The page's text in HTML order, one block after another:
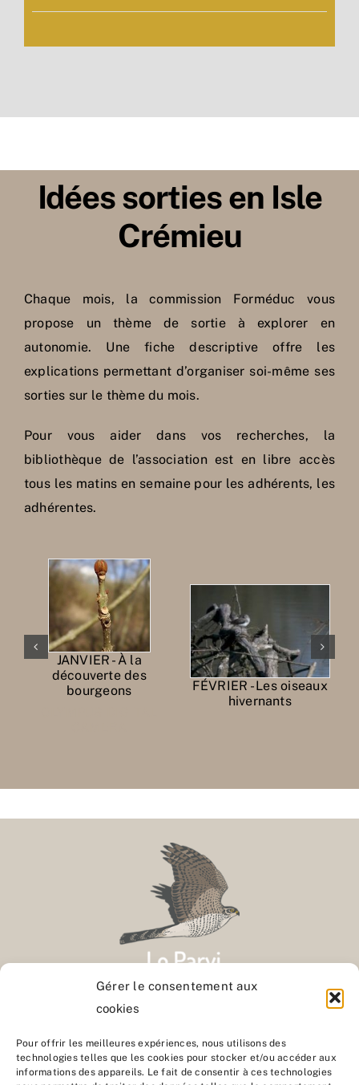
Gérer le consentement aux
cookies
Pour offrir les meilleures expériences, nous utilisons des
technologies telles que les cookies pour stocker et/ou accéder aux
informations des appareils. Le fait de consentir à ces technologies
Idées sorties en Isle
Crémieu
Chaque mois, la commission Forméduc vous
propose un thème de sortie à explorer en
autonomie. Une fiche descriptive offre les
explications permettant d’organiser soi-même ses
sorties sur le thème du mois.
Pour vous aider dans vos recherches, la
bibliothèque de l’association est en libre accès
tous les matins en semaine pour les adhérents, les
adhérentes.
JANVIER - À la
découverte des
bourgeons
FÉVRIER - Les oiseaux
hivernants
Nous rejoindre